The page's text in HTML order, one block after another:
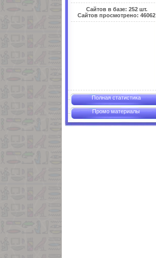
Сайтов в базе: 252 шт.
Сайтов просмотрено: 46062
Полная статистика
Промо материалы